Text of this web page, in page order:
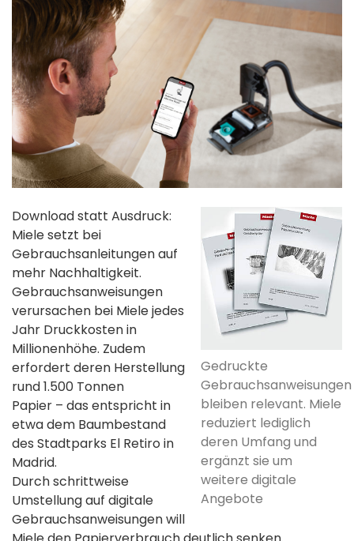
Gedruckte
Gebrauchsanweisungen
bleiben relevant. Miele
reduziert lediglich
deren Umfang und
ergänzt sie um
weitere digitale
Angebote
Download statt Ausdruck:
Miele setzt bei
Gebrauchsanleitungen auf
mehr Nachhaltigkeit.
Gebrauchsanweisungen
verursachen bei Miele jedes
Jahr Druckkosten in
Millionenhöhe. Zudem
erfordert deren Herstellung
rund 1.500 Tonnen
Papier – das entspricht in
etwa dem Baumbestand
des Stadtparks El Retiro in
Madrid.
Durch schrittweise
Umstellung auf digitale
Gebrauchsanweisungen will